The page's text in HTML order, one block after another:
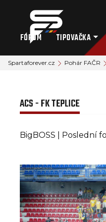
FÓRUM TIPOVAČKA
Spartaforever.cz Pohár FAČR
ACS - FK TEPLICE
BigBOSS | Poslední